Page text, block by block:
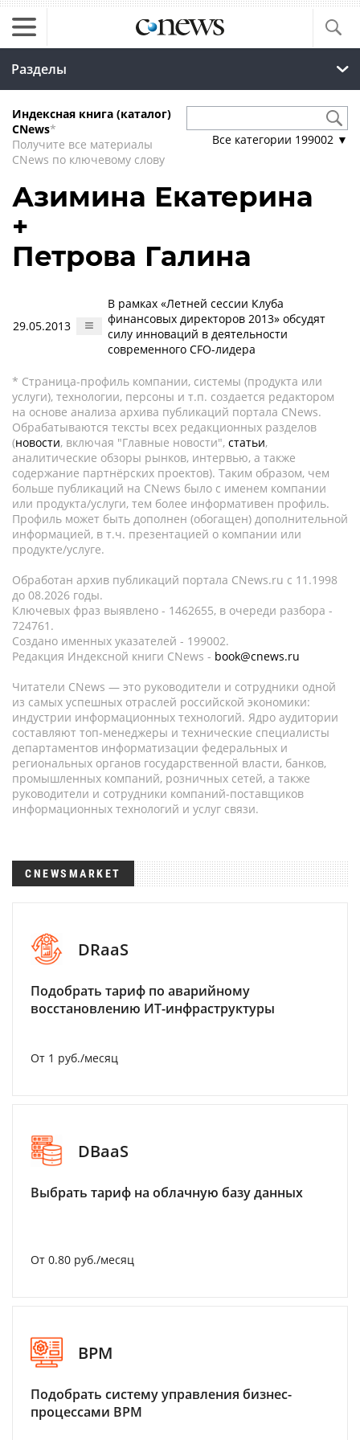
Разделы
Индексная книга (каталог)
CNews*
Получите все материалы
CNews по ключевому слову
Все категории 199002 ▼
Азимина Екатерина
+
Петрова Галина
29.05.2013
В рамках «Летней сессии Клуба
финансовых директоров 2013» обсудят
силу инноваций в деятельности
современного CFO-лидера
* Страница-профиль компании, системы (продукта или
услуги), технологии, персоны и т.п. создается редактором
на основе анализа архива публикаций портала CNews.
Обрабатываются тексты всех редакционных разделов
(новости, включая "Главные новости", статьи,
аналитические обзоры рынков, интервью, а также
содержание партнёрских проектов). Таким образом, чем
больше публикаций на CNews было с именем компании
или продукта/услуги, тем более информативен профиль.
Профиль может быть дополнен (обогащен) дополнительной
информацией, в т.ч. презентацией о компании или
продукте/услуге.
Обработан архив публикаций портала CNews.ru c 11.1998
до 08.2026 годы.
Ключевых фраз выявлено - 1462655, в очереди разбора -
724761.
Создано именных указателей - 199002.
Редакция Индексной книги CNews - book@cnews.ru
Читатели CNews — это руководители и сотрудники одной
из самых успешных отраслей российской экономики:
индустрии информационных технологий. Ядро аудитории
составляют топ-менеджеры и технические специалисты
департаментов информатизации федеральных и
региональных органов государственной власти, банков,
промышленных компаний, розничных сетей, а также
руководители и сотрудники компаний-поставщиков
информационных технологий и услуг связи.
CNEWSMARKET
DRaaS
Подобрать тариф по аварийному
восстановлению ИТ-инфраструктуры
От 1 руб./месяц
DBaaS
Выбрать тариф на облачную базу данных
От 0.80 руб./месяц
BPM
Подобрать систему управления бизнес-
процессами BPM